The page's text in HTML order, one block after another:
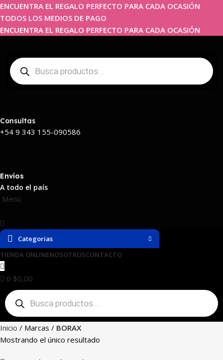
ENCUENTRA EL REGALO PERFECTO PARA CADA OCASIÓN
TODOS LOS MEDIOS DE PAGO
ENCUENTRA EL REGALO PERFECTO PARA CADA OCASIÓN
Consultas
+54 9 343 155-090586
Envíos
A todo el país
Menú
Categorias
TIENDA ONLINENOSOTROSCONTACTO
0 $0,00
Inicio Marcas
BORAX
Mostrando el único resultado